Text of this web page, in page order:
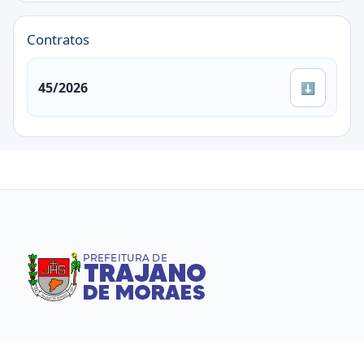
Contratos
45/2026 ⬇